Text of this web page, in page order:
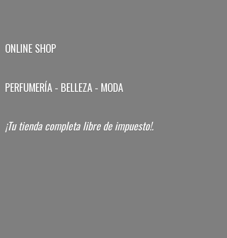
ONLINE SHOP
PERFUMERÍA - BELLEZA - MODA
¡Tu tienda completa librede impuesto!.